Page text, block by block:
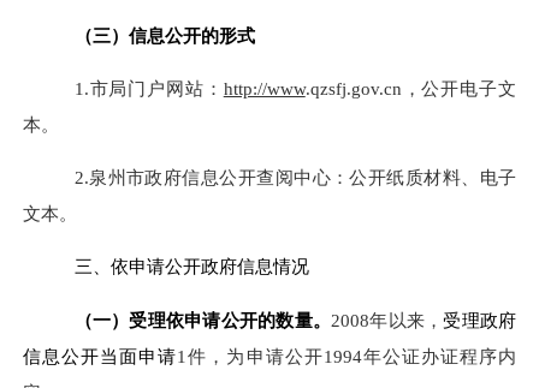
（三） 信息公开的形式
1.市局门户网站： http://www.qzsfj.gov.cn，公开电子文
本。
2.泉州市政府信息公开查阅中心：公开纸质材料、电子
文本。
三、依申请公开政府信息情况
（一） 受理依申请公开的数量。 2008年以来， 受理政府
信息公开当面申请1件，为申请公开1994年公证办证程序内